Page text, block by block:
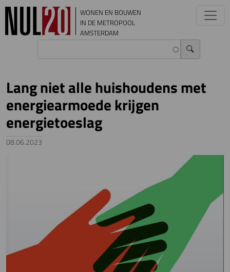
Overslaan en naar de inhoud gaan
WONEN EN BOUWEN
IN DE METROPOOL
AMSTERDAM
Lang niet alle huishoudens met
energiearmoede krijgen
energietoeslag
08.06.2023